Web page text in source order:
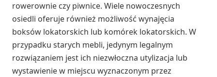
rowerownie czy piwnice. Wiele nowoczesnych
osiedli oferuje również możliwość wynajęcia
boksów lokatorskich lub komórek lokatorskich. W
przypadku starych mebli, jedynym legalnym
rozwiązaniem jest ich niezwłoczna utylizacja lub
wystawienie w miejscu wyznaczonym przez